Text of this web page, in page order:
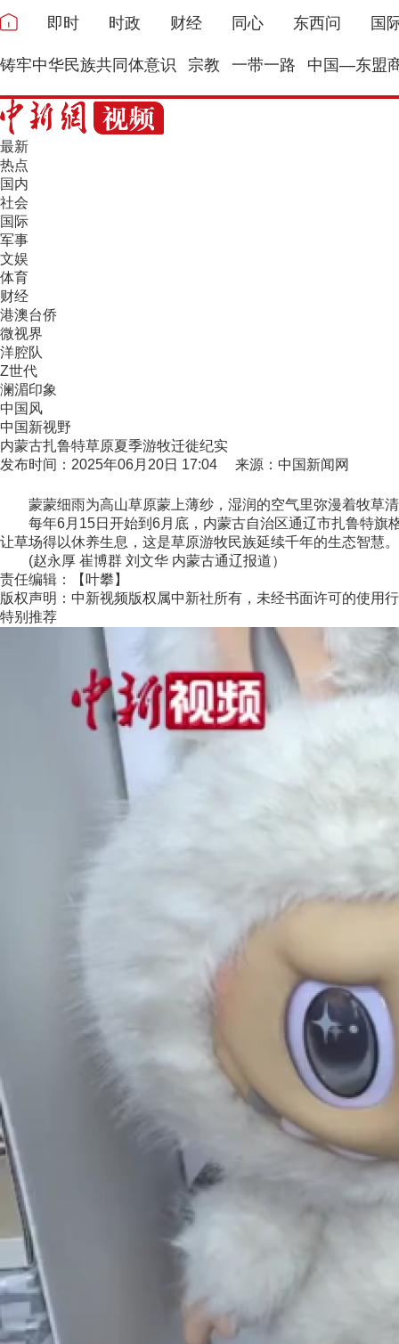
即时 时政 财经 同心 东西问 国
铸牢中华民族共同体意识 宗教 一带一路 中国—东盟
最新
热点
国内
社会
国际
军事
文娱
体育
财经
港澳台侨
微视界
洋腔队
Z世代
澜湄印象
中国风
中国新视野
内蒙古扎鲁特草原夏季游牧迁徙纪实
发布时间：2025年06月20日 17:04 来源：中国新闻网
蒙蒙细雨为高山草原蒙上薄纱，湿润的空气里弥漫着牧草
每年6月15日开始到6月底，内蒙古自治区通辽市扎鲁特旗
让草场得以休养生息，这是草原游牧民族延续千年的生态智慧。
(赵永厚 崔博群 刘文华 内蒙古通辽报道）
责任编辑：【叶攀】
版权声明：中新视频版权属中新社所有，未经书面许可的使用
特别推荐